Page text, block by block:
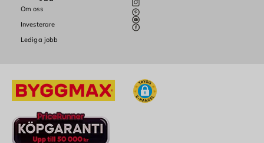
Om oss
Investerare
Lediga jobb